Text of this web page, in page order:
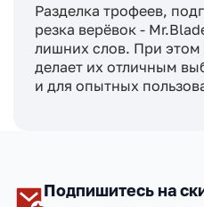
Разделка трофеев,
резка верёвок -
лишних слов. При этом
делает их отличным
и для опытных
Подпишитесь на